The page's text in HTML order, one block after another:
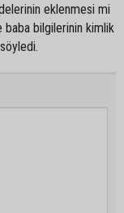
eklenmesi mi
baba bilgilerinin kimlik